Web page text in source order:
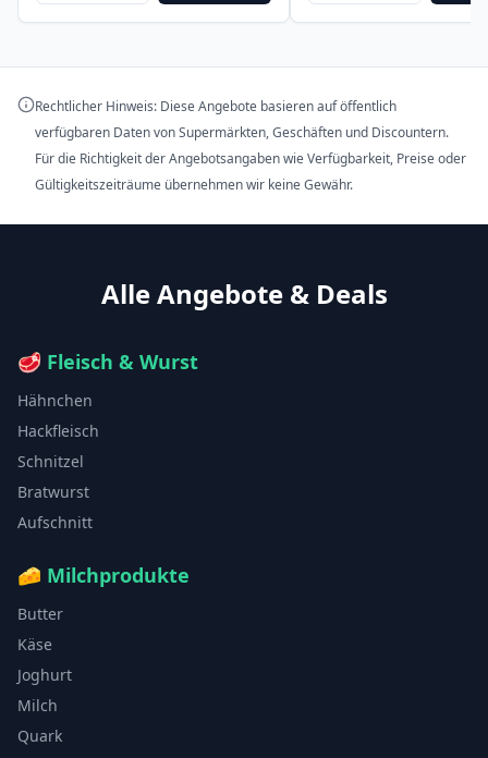
Rechtlicher Hinweis: Diese Angebote basieren auf öffentlich
verfügbaren Daten von Supermärkten, Geschäften und Discountern.
Für die Richtigkeit der Angebotsangaben wie Verfügbarkeit, Preise oder
Gültigkeitszeiträume übernehmen wir keine Gewähr.
Alle Angebote & Deals
🥩 Fleisch & Wurst
Hähnchen
Hackfleisch
Schnitzel
Bratwurst
Aufschnitt
🧀 Milchprodukte
Butter
Käse
Joghurt
Milch
Quark